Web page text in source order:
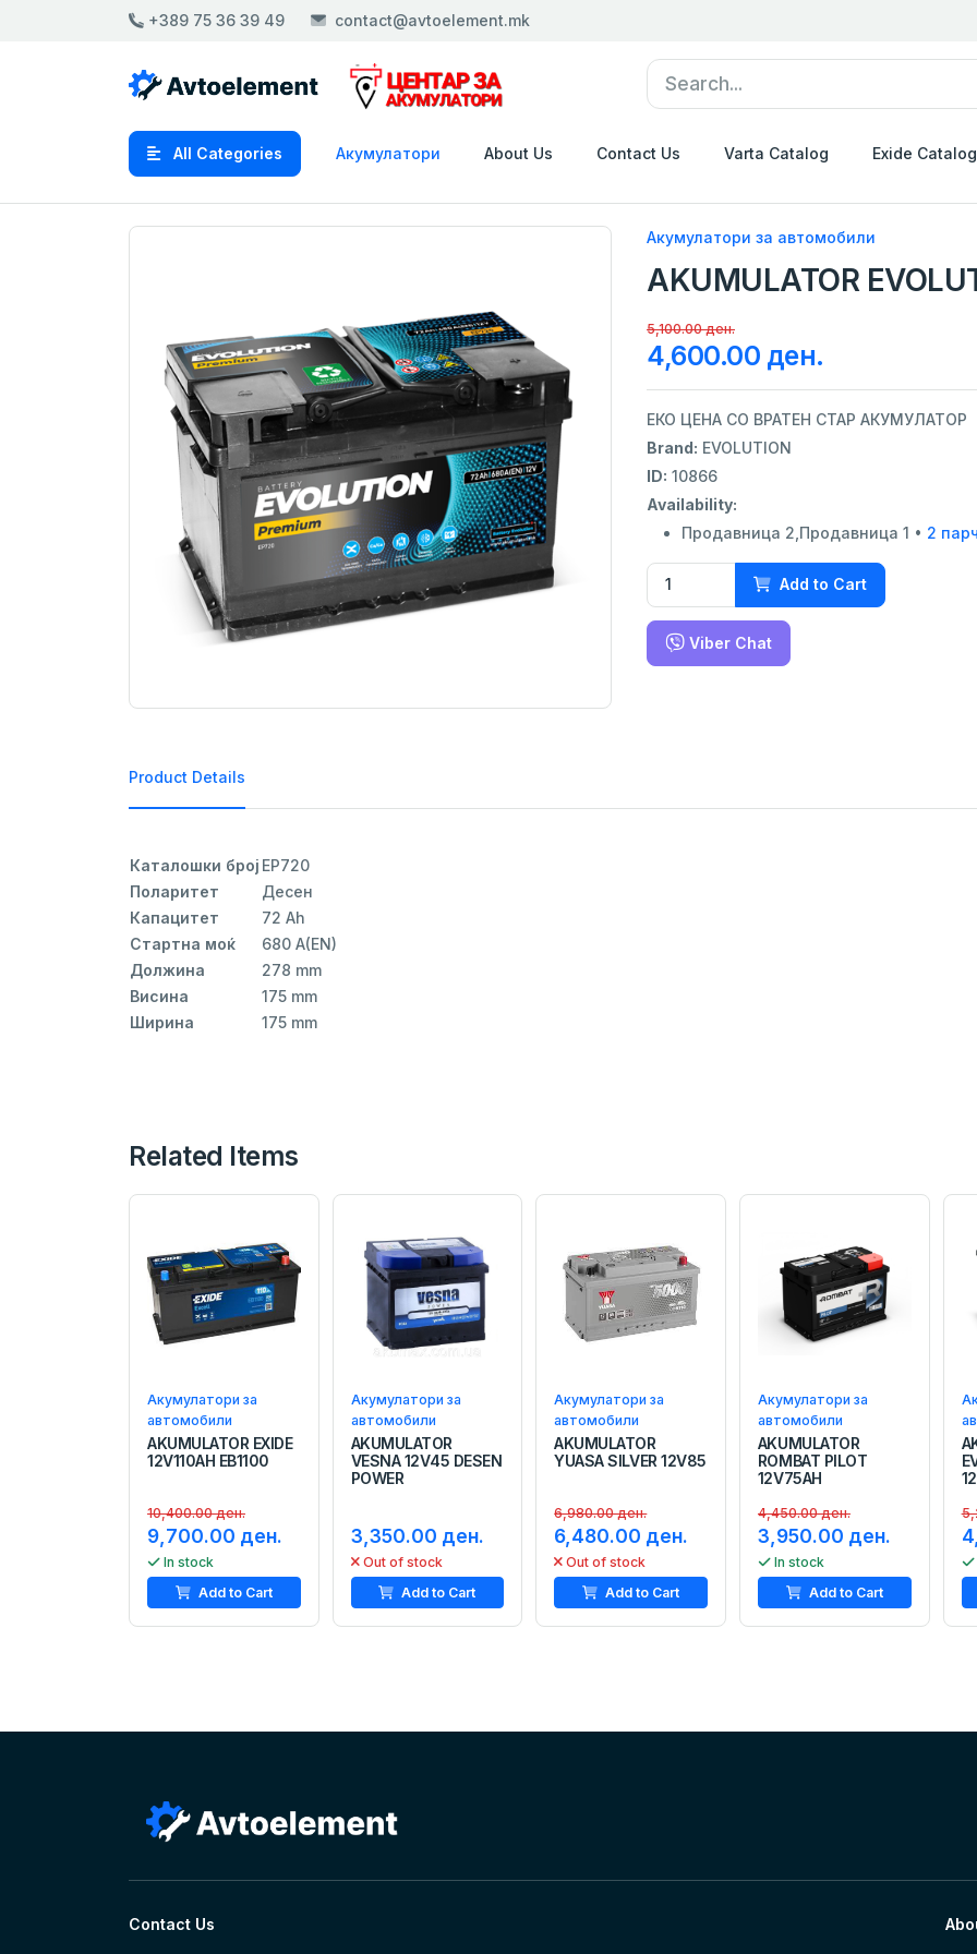
+389 75 36 39 49 contact@avtoelement.mk
All Categories Акумулатори About Us Contact Us Varta Catalog Exide Catalog
Акумулатори за автомобили
AKUMULATOR
5,100.00 ден.
4,600.00 ден.
ЕКО ЦЕНА СО ВРАТЕН СТАР АКУМУЛАТОР
Brand: EVOLUTION
ID: 10866
Availability:
Продавница 2,Продавница 1 • 2
Add to Cart
Viber Chat
Product Details
Каталошки број EP720
Поларитет
Десен
Капацитет
72 Ah
Стартна моќ
680 A(EN)
Должина
278 mm
Висина
175 mm
Ширина
175 mm
Related Items
Акумулатори за
автомобили
AKUMULATOR EXIDE
12V110AH EB1100
10,400.00 ден.
9,700.00 ден.
In stock
Add to Cart
Акумулатори за
автомобили
AKUMULATOR
VESNA 12V45 DESEN
POWER
3,350.00 ден.
Out of stock
Add to Cart
Акумулатори за
автомобили
AKUMULATOR
YUASA SILVER 12V85
6,980.00 ден.
6,480.00 ден.
Out of stock
Add to Cart
Акумулатори за
автомобили
AKUMULATOR
ROMBAT PILOT
12V75AH
4,450.00 ден.
3,950.00 ден.
In stock
Add to Cart
Contact Us